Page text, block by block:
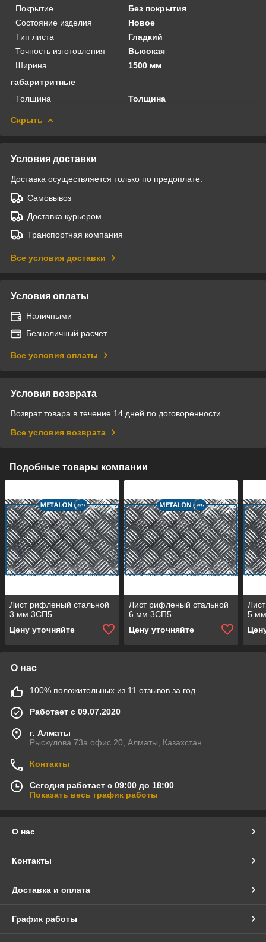
Покрытие
Без покрытия
Состояние изделия
Новое
Тип листа
Гладкий
Точность изготовления
Высокая
Ширина
1500 мм
габаритритные
Толщина
Толщина
Скрыть
Условия доставки
Доставка осуществляется только по предоплате.
Самовывоз
Доставка курьером
Транспортная компания
Все условия доставки
Условия оплаты
Наличными
Безналичный расчет
Все условия оплаты
Условия возврата
Возврат товара в течение 14 дней по договоренности
Все условия возврата
Подобные товары компании
Лист рифленый стальной
3 мм 3СП5
Цену уточняйте
Лист рифленый стальной
6 мм 3СП5
Цену уточняйте
5
О нас
100% положительных из 11 отзывов за год
Работает с 09.07.2020
г. Алматы
Рыскулова 73а офис 20, Алматы, Казахстан
Контакты
Сегодня работает с 09:00 до 18:00
Показать весь график работы
О нас
Контакты
Доставка и оплата
График работы